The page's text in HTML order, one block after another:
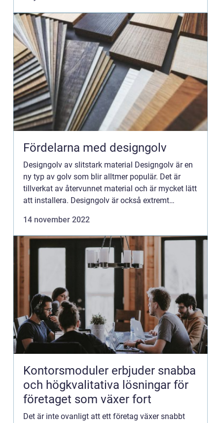
Fördelarna med designgolv
Designgolv av slitstark material Designgolv är en
ny typ av golv som blir alltmer populär. Det är
tillverkat av återvunnet material och är mycket lätt
att installera. Designgolv är också extremt
ett ...
14 november 2022
Kontorsmoduler erbjuder snabba
och högkvalitativa lösningar för
företaget som växer fort
Det är inte ovanligt att ett företag växer snabbt